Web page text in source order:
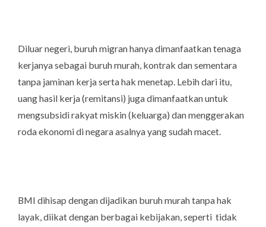
Diluar negeri, buruh migran hanya dimanfaatkan tenaga
kerjanya sebagai buruh murah, kontrak dan sementara
tanpa jaminan kerja serta hak menetap. Lebih dari itu,
uang hasil kerja (remitansi) juga dimanfaatkan untuk
mengsubsidi rakyat miskin (keluarga) dan menggerakan
roda ekonomi di negara asalnya yang sudah macet.
BMI dihisap dengan dijadikan buruh murah tanpa hak
layak, diikat dengan berbagai kebijakan, seperti tidak